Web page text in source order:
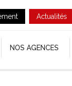
Actualités
NOS AGENCES